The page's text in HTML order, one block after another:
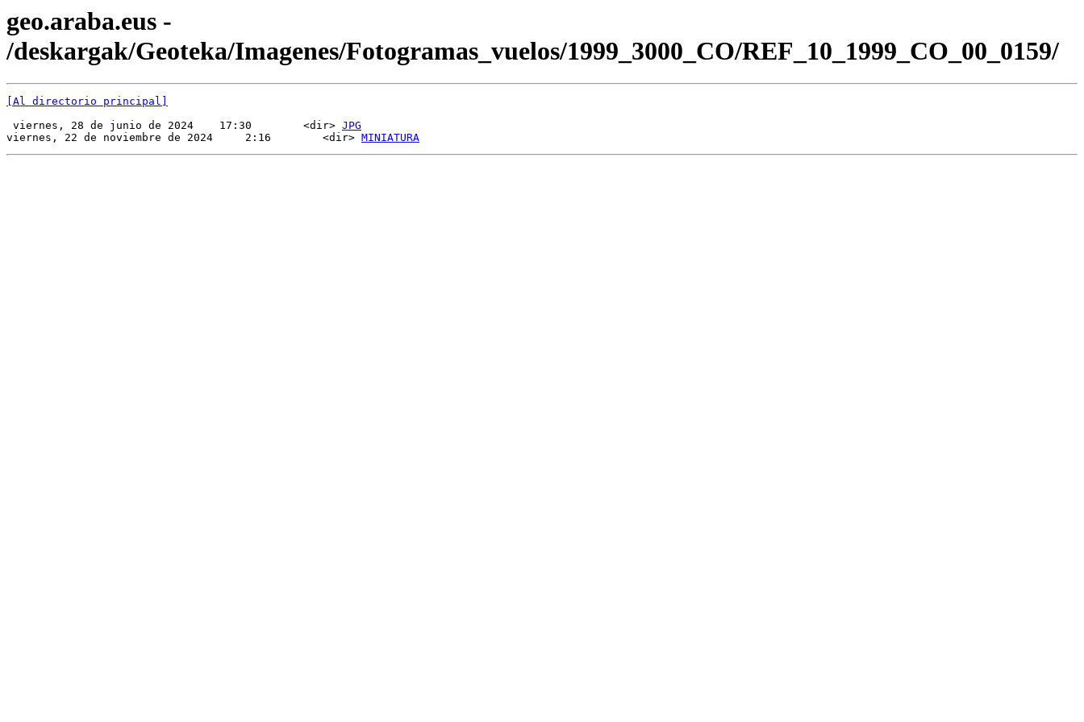
geo.araba.eus -
/deskargak/Geoteka/Imagenes/Fotogramas_vuelos/1999_3000_CO/REF_10_1999_CO_00_0159/
[Al directorio principal]
viernes, 28 de junio de 2024    17:30        <dir> JPG
viernes, 22 de noviembre de 2024     2:16        <dir> MINIATURA